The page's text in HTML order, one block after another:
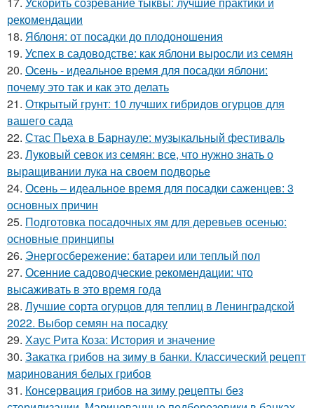
рекомендации
18. Яблоня: от посадки до плодоношения
19. Успех в садоводстве: как яблони выросли из семян
20. Осень - идеальное время для посадки яблони:
почему это так и как это делать
21. Открытый грунт: 10 лучших гибридов огурцов для
вашего сада
22. Стас Пьеха в Барнауле: музыкальный фестиваль
23. Луковый севок из семян: все, что нужно знать о
выращивании лука на своем подворье
24. Осень – идеальное время для посадки саженцев: 3
основных причин
25. Подготовка посадочных ям для деревьев осенью:
основные принципы
26. Энергосбережение: батареи или теплый пол
27. Осенние садоводческие рекомендации: что
высаживать в это время года
28. Лучшие сорта огурцов для теплиц в Ленинградской
2022. Выбор семян на посадку
29. Хаус Рита Коза: История и значение
30. Закатка грибов на зиму в банки. Классический рецепт
маринования белых грибов
31. Консервация грибов на зиму рецепты без